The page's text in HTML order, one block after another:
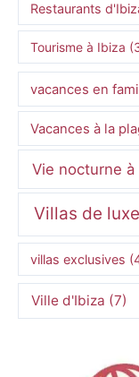
Restaurants
Tourisme à Ibiza
vacances en
Vacances à la
Vie nocturne à
Villas de
villas exclusives
Ville d'Ibiza (7)